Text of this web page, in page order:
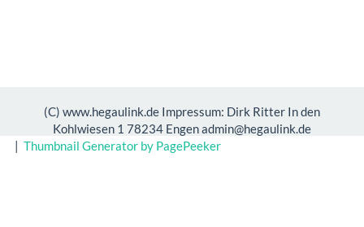
(C) www.hegaulink.de Impressum: Dirk Ritter In den
Kohlwiesen 1 78234 Engen admin@hegaulink.de
| Thumbnail Generator by PagePeeker